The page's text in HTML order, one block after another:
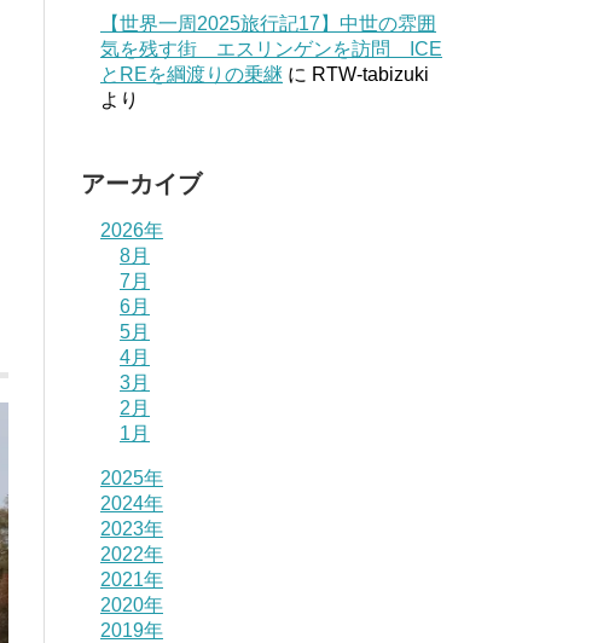
【世界一周2025旅行記17】中世の雰囲
気を残す街 エスリンゲンを訪問 ICE
とREを綱渡りの乗継 に RTW-tabizuki
より
アーカイブ
2026年
8月
7月
6月
5月
4月
3月
2月
1月
2025年
2024年
2023年
2022年
2021年
2020年
2019年